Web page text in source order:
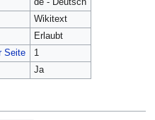
de - Deutsch
Wikitext
Erlaubt
Seite
1
Ja